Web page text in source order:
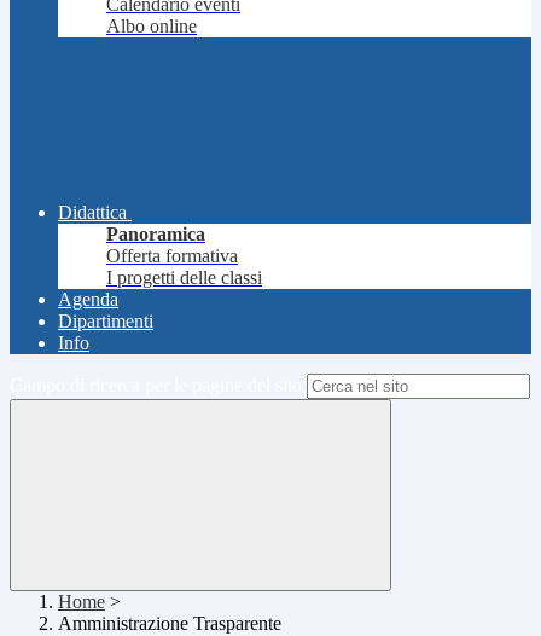
Calendario eventi
Albo online
Didattica
Panoramica
Offerta formativa
I progetti delle classi
Agenda
Dipartimenti
Info
Home >
Amministrazione Trasparente